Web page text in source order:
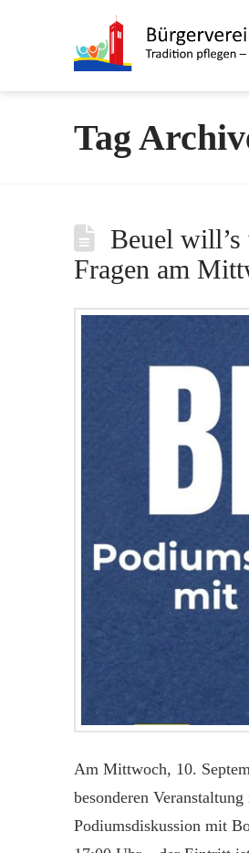
Tag
Beuel
Fragen am
Am Mittwoch, 10.
besonderen
Podiumsdiskussion mit